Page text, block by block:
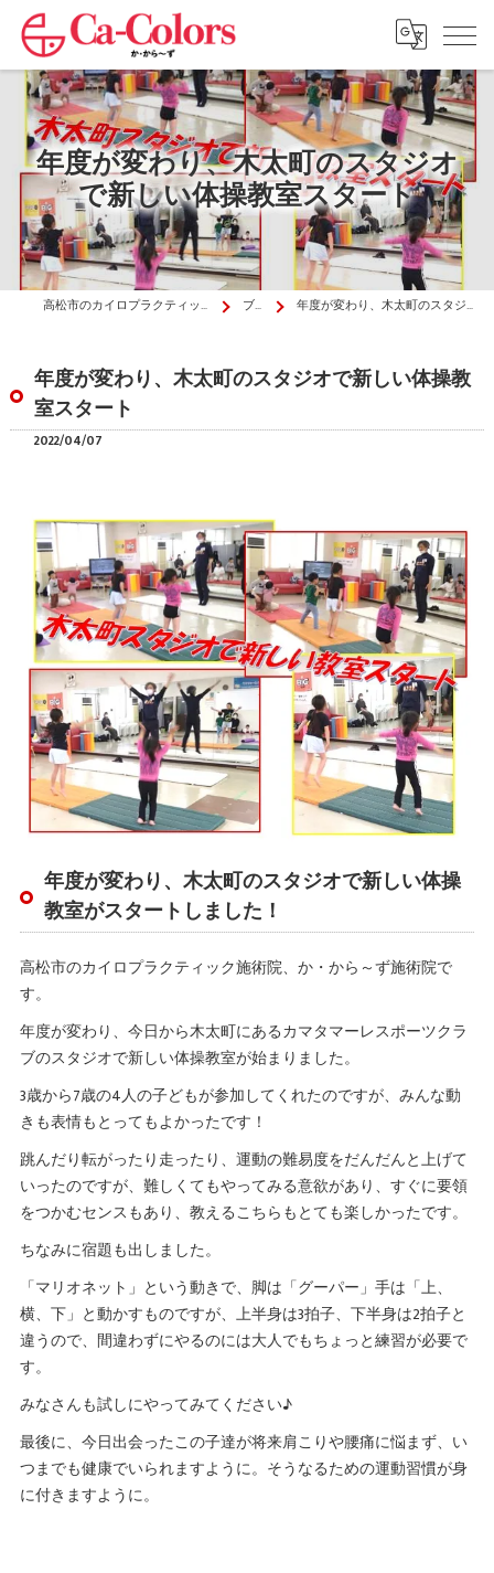
年度が変わり、木太町のスタジオ
で新しい体操教室スタート
高松市のカイロプラクティックはか・から～ず施術院 ブログ 年度が変わり、木太町のスタジオで新しい体操教室スタート
年度が変わり、木太町のスタジオで新しい体操教
室スタート
2022/04/07
年度が変わり、木太町のスタジオで新しい体操
教室がスタートしました！
高松市のカイロプラクティック施術院、か・から～ず施術院で
す。
年度が変わり、今日から木太町にあるカマタマーレスポーツクラ
ブのスタジオで新しい体操教室が始まりました。
3歳から7歳の4人の子どもが参加してくれたのですが、みんな動
きも表情もとってもよかったです！
跳んだり転がったり走ったり、運動の難易度をだんだんと上げて
いったのですが、難しくてもやってみる意欲があり、すぐに要領
をつかむセンスもあり、教えるこちらもとても楽しかったです。
ちなみに宿題も出しました。
「マリオネット」という動きで、脚は「グーパー」手は「上、
横、下」と動かすものですが、上半身は3拍子、下半身は2拍子と
違うので、間違わずにやるのには大人でもちょっと練習が必要で
す。
みなさんも試しにやってみてください♪
最後に、今日出会ったこの子達が将来肩こりや腰痛に悩まず、い
つまでも健康でいられますように。そうなるための運動習慣が身
に付きますように。